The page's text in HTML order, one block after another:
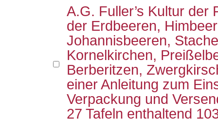
A.G. Fuller’s Kultur der
der Erdbeeren,
Johannisbeeren,
Kornelkirchen,
Berberitzen,
einer Anleitung zum
Verpackung und
27 Tafeln enthaltend